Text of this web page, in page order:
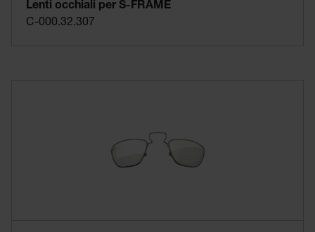
Lenti occhiali per S-FRAME
C-000.32.307